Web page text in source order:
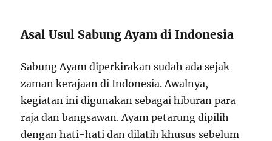
Asal Usul Sabung Ayam di Indonesia
Sabung Ayam diperkirakan sudah ada sejak
zaman kerajaan di Indonesia. Awalnya,
kegiatan ini digunakan sebagai hiburan para
raja dan bangsawan. Ayam petarung dipilih
dengan hati-hati dan dilatih khusus sebelum